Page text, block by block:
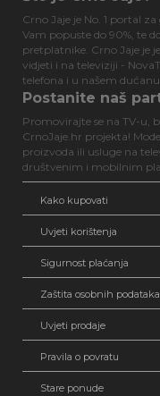
Crno Jaje je No. 1 portal
Vam popuste do 90%, te
pretplatnike. Crno Jaje je
vidjeti i na televiziji -
telefona i u našem
Postanite naš
Promovirajte se na TV-u,
CrnoJaje.hr projekta!
proizvoda ili usluge na
društvenim i mobilnim
Kako kupovati
Uvjeti korištenja
Sigurnost plaćanja
Zaštita osobnih podataka
Uvjeti prodaje
Pravila o povratu
Stare ponude